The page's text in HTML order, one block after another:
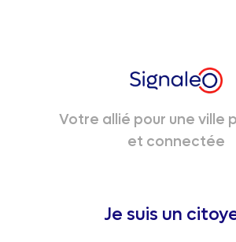
Votre allié pour une ville
et connectée
Je suis un